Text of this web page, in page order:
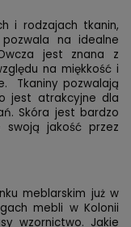
i rodzajach tkanin,
na idealne
jest znana z
na miękkość i
Tkaniny pozwalają
jest atrakcyjne dla
Skóra jest bardzo
swoją jakość przez
meblarskim już w
mebli w Kolonii
wzornictwo. Jakie